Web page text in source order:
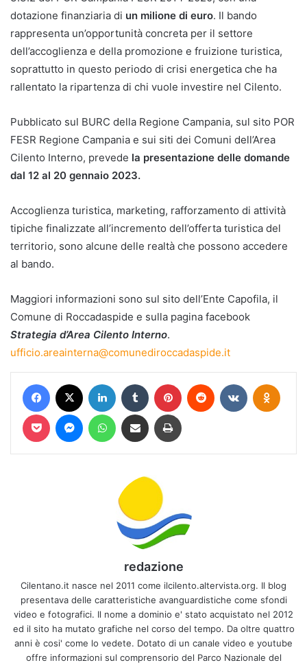
dotazione finanziaria di un milione di euro. Il bando
rappresenta un’opportunità concreta per il settore
dell’accoglienza e della promozione e fruizione turistica,
soprattutto in questo periodo di crisi energetica che ha
rallentato la ripartenza di chi vuole investire nel Cilento.
Pubblicato sul BURC della Regione Campania, sul sito POR
FESR Regione Campania e sui siti dei Comuni dell’Area
Cilento Interno, prevede la presentazione delle domande
dal 12 al 20 gennaio 2023.
Accoglienza turistica, marketing, rafforzamento di attività
tipiche finalizzate all’incremento dell’offerta turistica del
territorio, sono alcune delle realtà che possono accedere
al bando.
Maggiori informazioni sono sul sito dell’Ente Capofila, il
Comune di Roccadaspide e sulla pagina facebook
Strategia d’Area Cilento Interno.
ufficio.areainterna@comunediroccadaspide.it
Facebook LinkedIn Tumblr Pinterest Reddit VKontakte
Pocket MessengerWhatsAppCondividi via mail Stampa
redazione
Cilentano.it nasce nel 2011 come ilcilento.altervista.org. Il blog
presentava delle caratteristiche avanguardistiche come sfondi
video e fotografici. Il nome a dominio e' stato acquistato nel 2012
ed il sito ha mutato grafiche nel corso del tempo. Da oltre quattro
anni è cosi' come lo vedete. Dotato di un canale video e youtube
offre informazioni sul comprensorio del Parco Nazionale del